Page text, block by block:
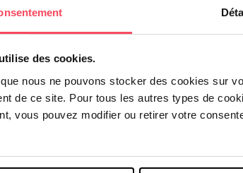
des cookies.
nous ne pouvons stocker des cookies sur
de ce site. Pour tous les autres types de
vous pouvez modifier ou retirer votre